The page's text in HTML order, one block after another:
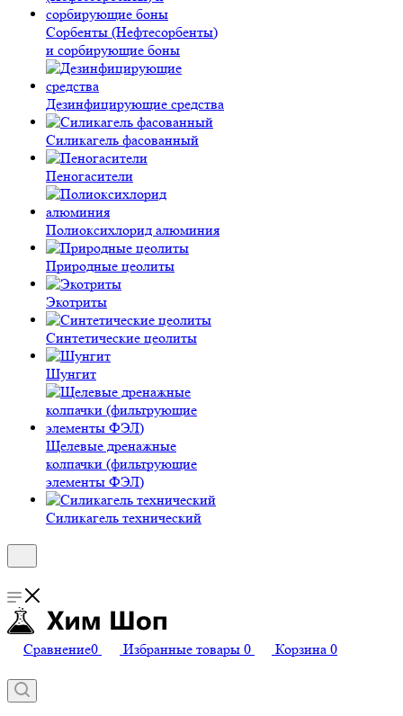
Сорбенты (Нефтесорбенты)
и сорбирующие боны
Дезинфицирующие средства
Силикагель фасованный
Пеногасители
Полиокси­хлорид алюминия
Природные цеолиты
Экотриты
Синтетические цеолиты
Шунгит
Щелевые дренажные
колпачки (фильтрующие
элементы ФЭЛ)
Силикагель технический
Сравнение0 Избранные товары 0 Корзина 0